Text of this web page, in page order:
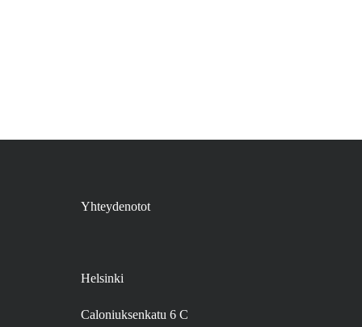
Yhteydenotot
Helsinki
Caloniuksenkatu 6 C